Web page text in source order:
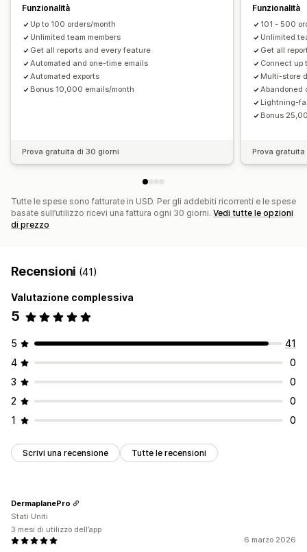
Elementi grafici e report
Mappe di calore
Dashboard di analisi
Dashboard personalizzate Report multistore
Report personalizzati
Analisi storica dei dati Previsioni
Pianificazione dei report
Gestione campagne
Strumento Editor
Modelli
Generazione basata sull’IA
Traduzione
Codice personalizzato
Font personalizzati
Importazione ed esportazione
Trigger e regole
Segmentazione
Funzionalità
Up to 100 orders/month
Unlimited team members
Get all reports and every feature
Automated and one-time emails
Automated exports
Bonus 10,000 emails/month
Prova gratuita di 30 giorni
Funzionalità
101 - 500
Unlimited
Get all
Connect up
Multi-store
Abandoned
Lightning-
Bonus
Prova
Tutte le spese sono fatturate in USD. Per gli addebiti ricorrenti e le spese
basate sull’utilizzo ricevi una fattura ogni 30 giorni. Vedi tutte le opzioni
di prezzo
Recensioni (41)
Valutazione complessiva
5
5
41
4
0
3
0
2
0
1
0
Scrivi una recensione Tutte le recensioni
6 marzo 2026
DermaplanePro
Stati Uniti
3 mesi di utilizzo dell’app